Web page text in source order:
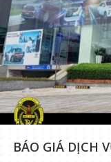
BÁO GIÁ DỊCH